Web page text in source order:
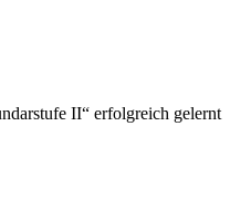
II“ erfolgreich gelernt